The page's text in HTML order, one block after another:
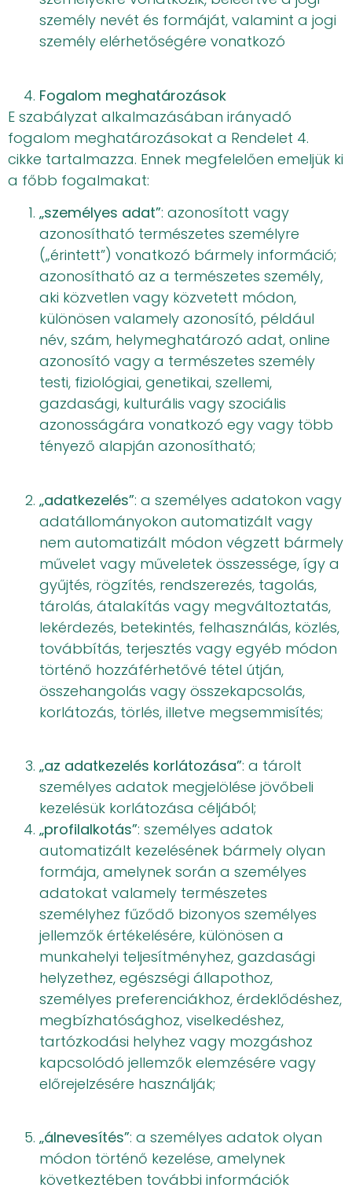
személy nevét és formáját, valamint a jogi
személy elérhetőségére vonatkozó
Fogalom meghatározások
E szabályzat alkalmazásában irányadó
fogalom meghatározásokat a Rendelet 4.
cikke tartalmazza. Ennek megfelelően emeljük ki
a főbb fogalmakat:
„személyes adat”: azonosított vagy
azonosítható természetes személyre
(„érintett”) vonatkozó bármely információ;
azonosítható az a természetes személy,
aki közvetlen vagy közvetett módon,
különösen valamely azonosító, például
név, szám, helymeghatározó adat, online
azonosító vagy a természetes személy
testi, fiziológiai, genetikai, szellemi,
gazdasági, kulturális vagy szociális
azonosságára vonatkozó egy vagy több
tényező alapján azonosítható;
„adatkezelés”: a személyes adatokon vagy
adatállományokon automatizált vagy
nem automatizált módon végzett bármely
művelet vagy műveletek összessége, így a
gyűjtés, rögzítés, rendszerezés, tagolás,
tárolás, átalakítás vagy megváltoztatás,
lekérdezés, betekintés, felhasználás, közlés,
továbbítás, terjesztés vagy egyéb módon
történő hozzáférhetővé tétel útján,
összehangolás vagy összekapcsolás,
korlátozás, törlés, illetve megsemmisítés;
„az adatkezelés korlátozása”: a tárolt
személyes adatok megjelölése jövőbeli
kezelésük korlátozása céljából;
„profilalkotás”: személyes adatok
automatizált kezelésének bármely olyan
formája, amelynek során a személyes
adatokat valamely természetes
személyhez fűződő bizonyos személyes
jellemzők értékelésére, különösen a
munkahelyi teljesítményhez, gazdasági
helyzethez, egészségi állapothoz,
személyes preferenciákhoz, érdeklődéshez,
megbízhatósághoz, viselkedéshez,
tartózkodási helyhez vagy mozgáshoz
kapcsolódó jellemzők elemzésére vagy
előrejelzésére használják;
„álnevesítés”: a személyes adatok olyan
módon történő kezelése, amelynek
következtében további információk